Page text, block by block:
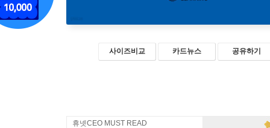
사이즈비교 카드뉴스 공유하기
휴넷CEO MUST READ